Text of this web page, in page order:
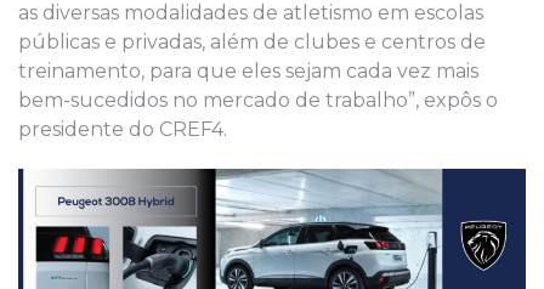
as diversas modalidades de atletismo em escolas
públicas e privadas, além de clubes e centros de
treinamento, para que eles sejam cada vez mais
bem-sucedidos no mercado de trabalho”, expôs o
presidente do CREF4.